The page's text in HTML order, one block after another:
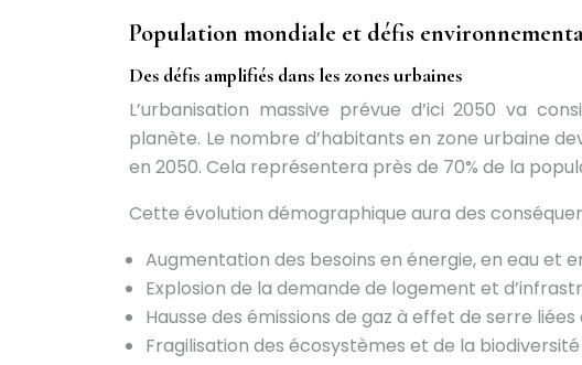
Population mondiale et défis
Des défis amplifiés dans les zones urbaines
L’urbanisation massive prévue d’ici 2050 va
planète. Le nombre d’habitants en zone urbaine
en 2050. Cela représentera près de 70% de la
Cette évolution démographique aura des
Augmentation des besoins en énergie, en eau et
Explosion de la demande de logement et
Hausse des émissions de gaz à effet de serre
Fragilisation des écosystèmes et de la biodiversité